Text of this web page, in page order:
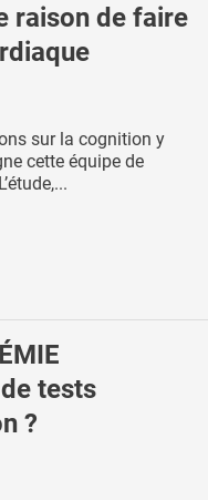
raison de faire
sur la cognition y
cette équipe de
tests
?